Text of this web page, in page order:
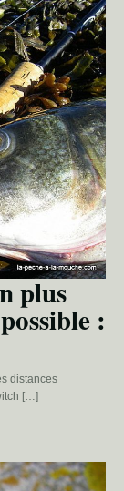
plus
:
distances
[…]